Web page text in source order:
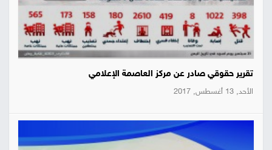
تقرير حقوقي صادر عن مركز العاصمة الإعلامي
الأحد, 13 أغسطس, 2017